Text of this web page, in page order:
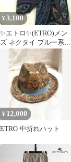
¥3,100
✨エトロ✨(ETRO)メン
ズ ネクタイ ブルー系
ペイズリー柄シルク
100%
¥ 12,000
ETRO 中折れハット